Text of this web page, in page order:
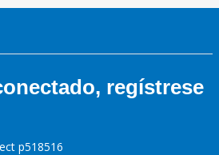
regístrese
p518516